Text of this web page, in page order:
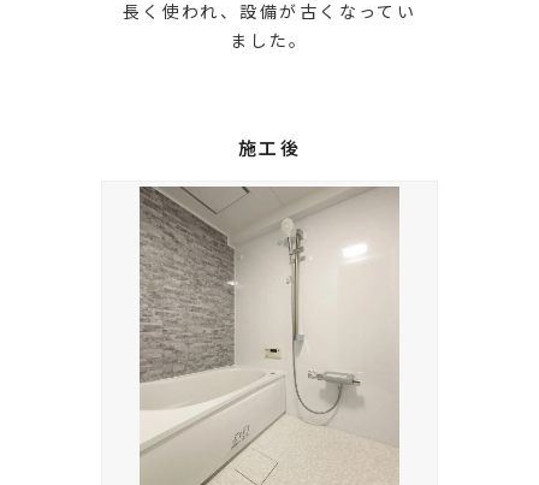
長く使われ、設備が古くなってい
ました。
施工後